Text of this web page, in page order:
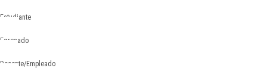
Estudiante
Egresado
Docente/Empleado